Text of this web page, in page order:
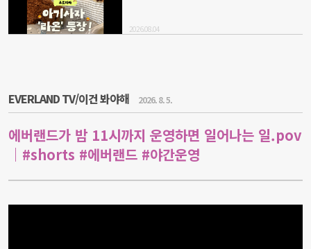
2026.08.04
EVERLAND TV/이건 봐야해 2026. 8. 5.
에버랜드가 밤 11시까지 운영하면 일어나는 일.pov
｜#shorts #에버랜드 #야간운영